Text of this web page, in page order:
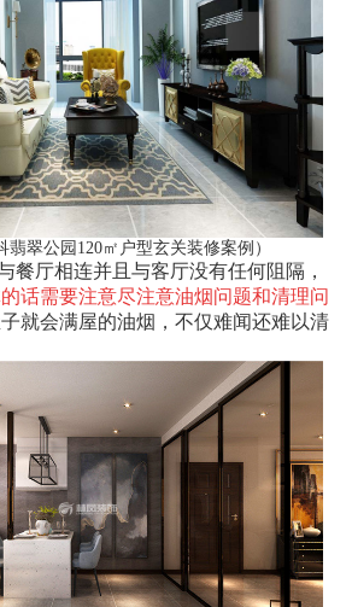
翡翠公园120㎡户型玄关装修案例）
餐厅相连并且与客厅没有任何阻隔，
话需要注意尽注意油烟问题和清理问
子就会满屋的油烟，不仅难闻还难以清